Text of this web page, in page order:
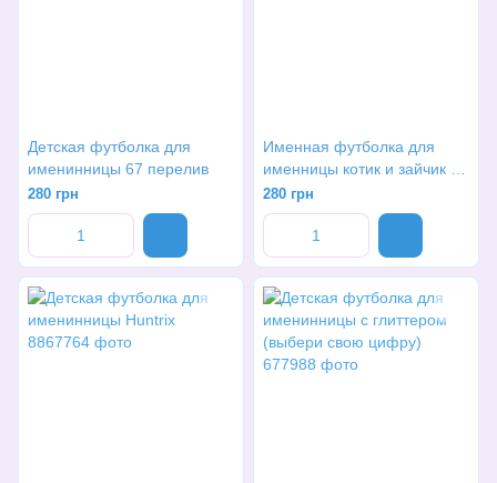
Детская футболка для
именинницы 67 перелив
280 грн
Именная футболка для
именницы котик и зайчик (
цифра на выбор)
280 грн